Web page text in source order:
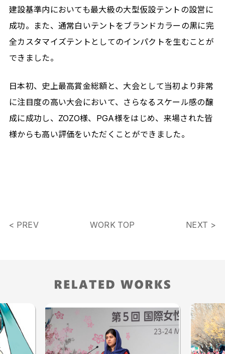
建設基準内においても最大級の大型仮設テントの設営に
成功。また、通常白いテントをブランドカラーの黒に完
全カスタマイズテントとしてのインパクトを生むことが
できました。
日本初、史上最高賞金総額と、大会として当初より非常
に注目度の高い大会において、さらなるスケール感の醸
成に成功し、ZOZO様、PGA様をはじめ、来場された皆
様からも高い評価をいただくことができました。
< PREV WORK TOP NEXT >